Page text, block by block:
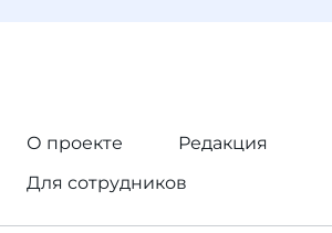
О проекте
Редакция
Для сотрудников